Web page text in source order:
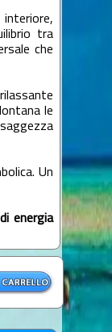
interiore,
tra
che
le
Un
energia